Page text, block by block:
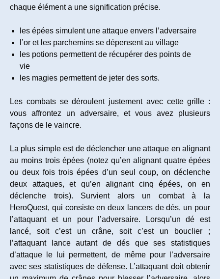
chaque élément a une signification précise.
les épées simulent une attaque envers l’adversaire
l’or et les parchemins se dépensent au village
les potions permettent de récupérer des points de
vie
les magies permettent de jeter des sorts.
Les combats se déroulent justement avec cette grille :
vous affrontez un adversaire, et vous avez plusieurs
façons de le vaincre.
La plus simple est de déclencher une attaque en alignant
au moins trois épées (notez qu’en alignant quatre épées
ou deux fois trois épées d’un seul coup, on déclenche
deux attaques, et qu’en alignant cinq épées, on en
déclenche trois). Survient alors un combat à la
HeroQuest, qui consiste en deux lancers de dés, un pour
l’attaquant et un pour l’adversaire. Lorsqu’un dé est
lancé, soit c’est un crâne, soit c’est un bouclier ;
l’attaquant lance autant de dés que ses statistiques
d’attaque le lui permettent, de même pour l’adversaire
avec ses statistiques de défense. L’attaquant doit obtenir